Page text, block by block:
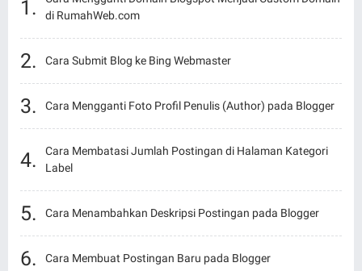
di RumahWeb.com
Cara Submit Blog ke Bing Webmaster
Cara Mengganti Foto Profil Penulis (Author) pada Blogger
Cara Membatasi Jumlah Postingan di Halaman Kategori
Label
Cara Menambahkan Deskripsi Postingan pada Blogger
Cara Membuat Postingan Baru pada Blogger